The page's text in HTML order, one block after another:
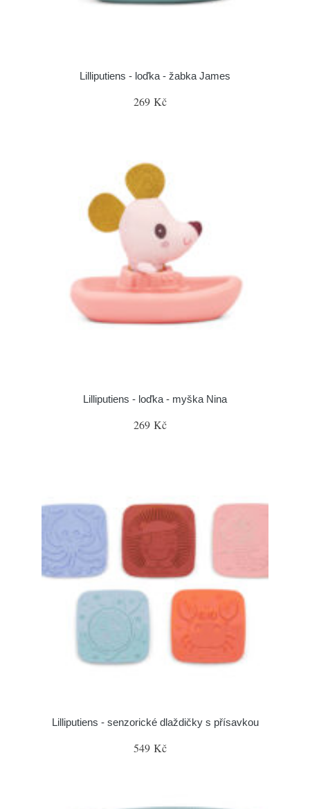
Lilliputiens - loďka - žabka James
269 Kč
Lilliputiens - loďka - myška Nina
269 Kč
Lilliputiens - senzorické dlaždičky s přísavkou
549 Kč